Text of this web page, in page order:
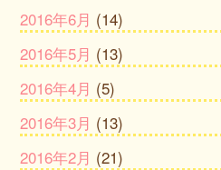
2016年6月 (14)
2016年5月 (13)
2016年4月 (5)
2016年3月 (13)
2016年2月 (21)